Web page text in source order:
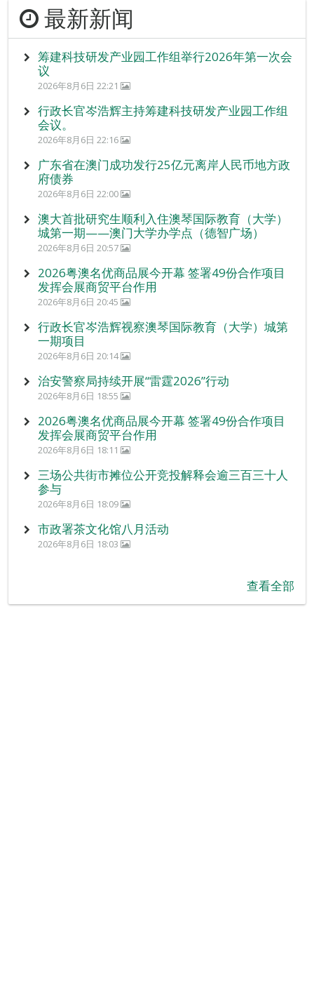
最新新闻
筹建科技研发产业园工作组举行2026年第一次会
议
2026年8月6日 22:21
行政长官岑浩辉主持筹建科技研发产业园工作组
会议。
2026年8月6日 22:16
广东省在澳门成功发行25亿元离岸人民币地方政
府债券
2026年8月6日 22:00
澳大首批研究生顺利入住澳琴国际教育（大学）
城第一期——澳门大学办学点（德智广场）
2026年8月6日 20:57
2026粤澳名优商品展今开幕 签署49份合作项目
发挥会展商贸平台作用
2026年8月6日 20:45
行政长官岑浩辉视察澳琴国际教育（大学）城第
一期项目
2026年8月6日 20:14
治安警察局持续开展“雷霆2026”行动
2026年8月6日 18:55
2026粤澳名优商品展今开幕 签署49份合作项目
发挥会展商贸平台作用
2026年8月6日 18:11
三场公共街市摊位公开竞投解释会逾三百三十人
参与
2026年8月6日 18:09
市政署茶文化馆八月活动
2026年8月6日 18:03
查看全部